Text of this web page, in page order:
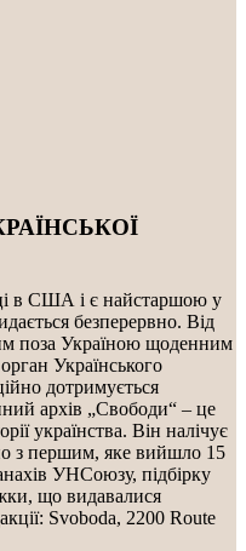
в США і є найстаршою у
безперервно. Від
поза Україною щоденним
Українського
дотримується
архів „Свободи“ – це
українства. Він налічує
з першим, яке вийшло 15
УНСоюзу, підбірку
що видавалися
Svoboda, 2200 Route